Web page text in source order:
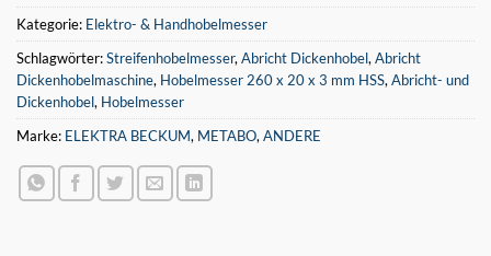
Kategorie: Elektro- & Handhobelmesser
Schlagwörter:Streifenhobelmesser, Abricht Dickenhobel, Abricht
Dickenhobelmaschine, Hobelmesser 260 x 20 x 3 mm HSS, Abricht- und
Dickenhobel, Hobelmesser
Marke: ELEKTRA BECKUM, METABO, ANDERE